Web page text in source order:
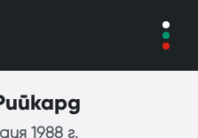
1988 г.